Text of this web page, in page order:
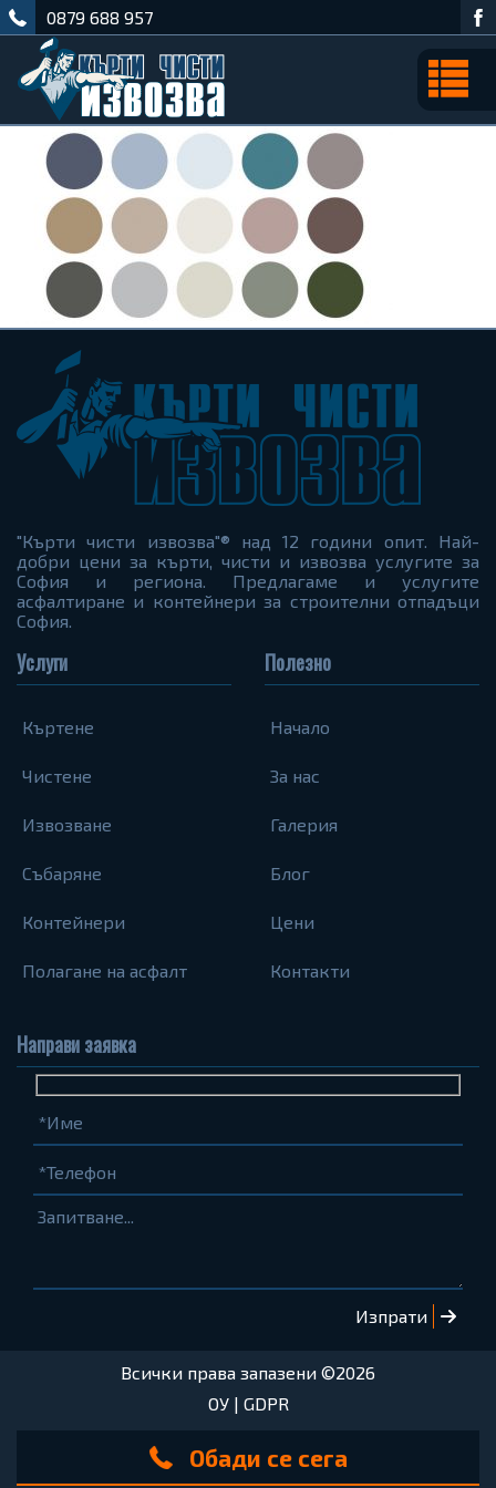
0879 688 957
"Кърти чисти извозва"® над 12 години опит. Най-
добри цени за кърти, чисти и извозва услугите за
София и региона. Предлагаме и услугите
асфалтиране и контейнери за строителни отпадъци
София.
Услуги
Къртене
Чистене
Извозване
Събаряне
Контейнери
Полагане на асфалт
Полезно
Начало
За нас
Галерия
Блог
Цени
Контакти
Направи заявка
Име
(задължително)
Телефон
(задължително)
Запитване...
Всички права запазени ©2026
ОУ| GDPR
Обади се сега